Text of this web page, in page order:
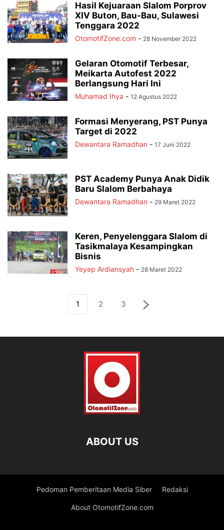
Hasil Kejuaraan Slalom Porprov
XIV Buton, Bau-Bau, Sulawesi
Tenggara 2022
OtomotifZone.com - 28 November 2022
Gelaran Otomotif Terbesar,
Meikarta Autofest 2022
Berlangsung Hari Ini
Muhamad Ihya - 12 Agustus 2022
Formasi Menyerang, PST Punya
Target di 2022
Dewantara Ramadhan - 17 Juni 2022
PST Academy Punya Anak Didik
Baru Slalom Berbahaya
Dewantara Ramadhan - 29 Maret 2022
Keren, Penyelenggara Slalom di
Tasikmalaya Kesampingkan
Bisnis
Yeyep Ardiansyah - 28 Maret 2022
1 2 3
ABOUT US
Pedoman Pemberitaan Media Siber Redaksi
About OtomotifZone.com